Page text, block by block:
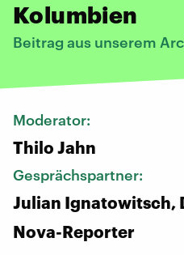
Kolumbien
Beitrag aus unserem
Moderator:
Thilo Jahn
Gesprächspartner:
Julian Ignatowitsch,
Nova-Reporter